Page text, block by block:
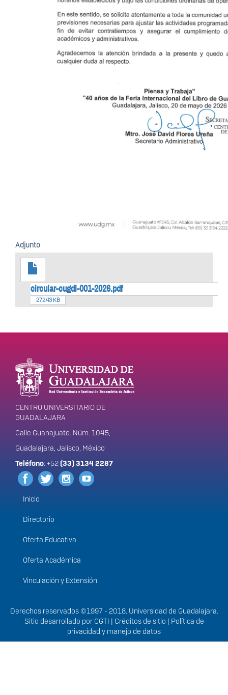
Adjunto
circular-cugdl-001-2026.pdf
272.43 KB
Enlaces de interés
Información del
portal
CENTRO UNIVERSITARIO DE
GUADALAJARA
Calle Guanajuato. Núm. 1045,
Guadalajara, Jalisco, México
Teléfono: +52(33) 3134 2287
Menú
principal
Inicio
Directorio
Oferta Educativa
Oferta Académica
Vinculación y Extensión
Derechos
Derechos reservados ©1997 - 2018. Universidad de Guadalajara.
Sitio desarrollado por CGTI | Créditos de sitio | Política de
privacidad y manejo de datos